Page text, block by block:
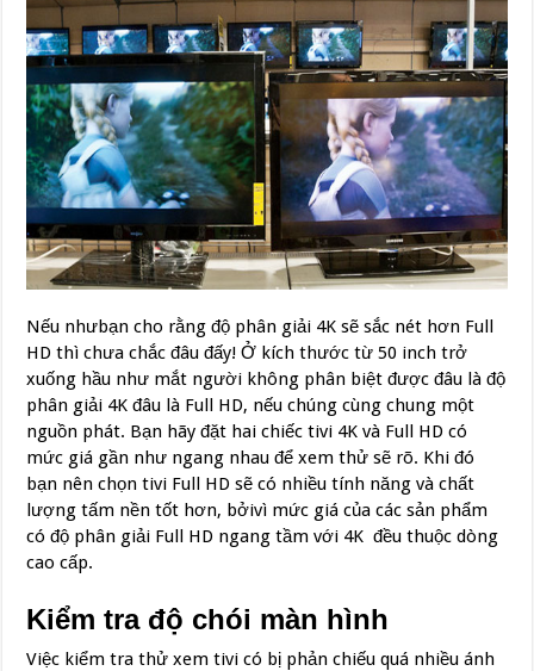
Nếu nhưbạn cho rằng độ phân giải 4K sẽ sắc nét hơn Full
HD thì chưa chắc đâu đấy! Ở kích thước từ 50 inch trở
xuống hầu như mắt người không phân biệt được đâu là độ
phân giải 4K đâu là Full HD, nếu chúng cùng chung một
nguồn phát. Bạn hãy đặt hai chiếc tivi 4K và Full HD có
mức giá gần như ngang nhau để xem thử sẽ rõ. Khi đó
bạn nên chọn tivi Full HD sẽ có nhiều tính năng và chất
lượng tấm nền tốt hơn, bởivì mức giá của các sản phẩm
có độ phân giải Full HD ngang tầm với 4K đều thuộc dòng
cao cấp.
Kiểm tra độ chói màn hình
Việc kiểm tra thử xem tivi có bị phản chiếu quá nhiều ánh